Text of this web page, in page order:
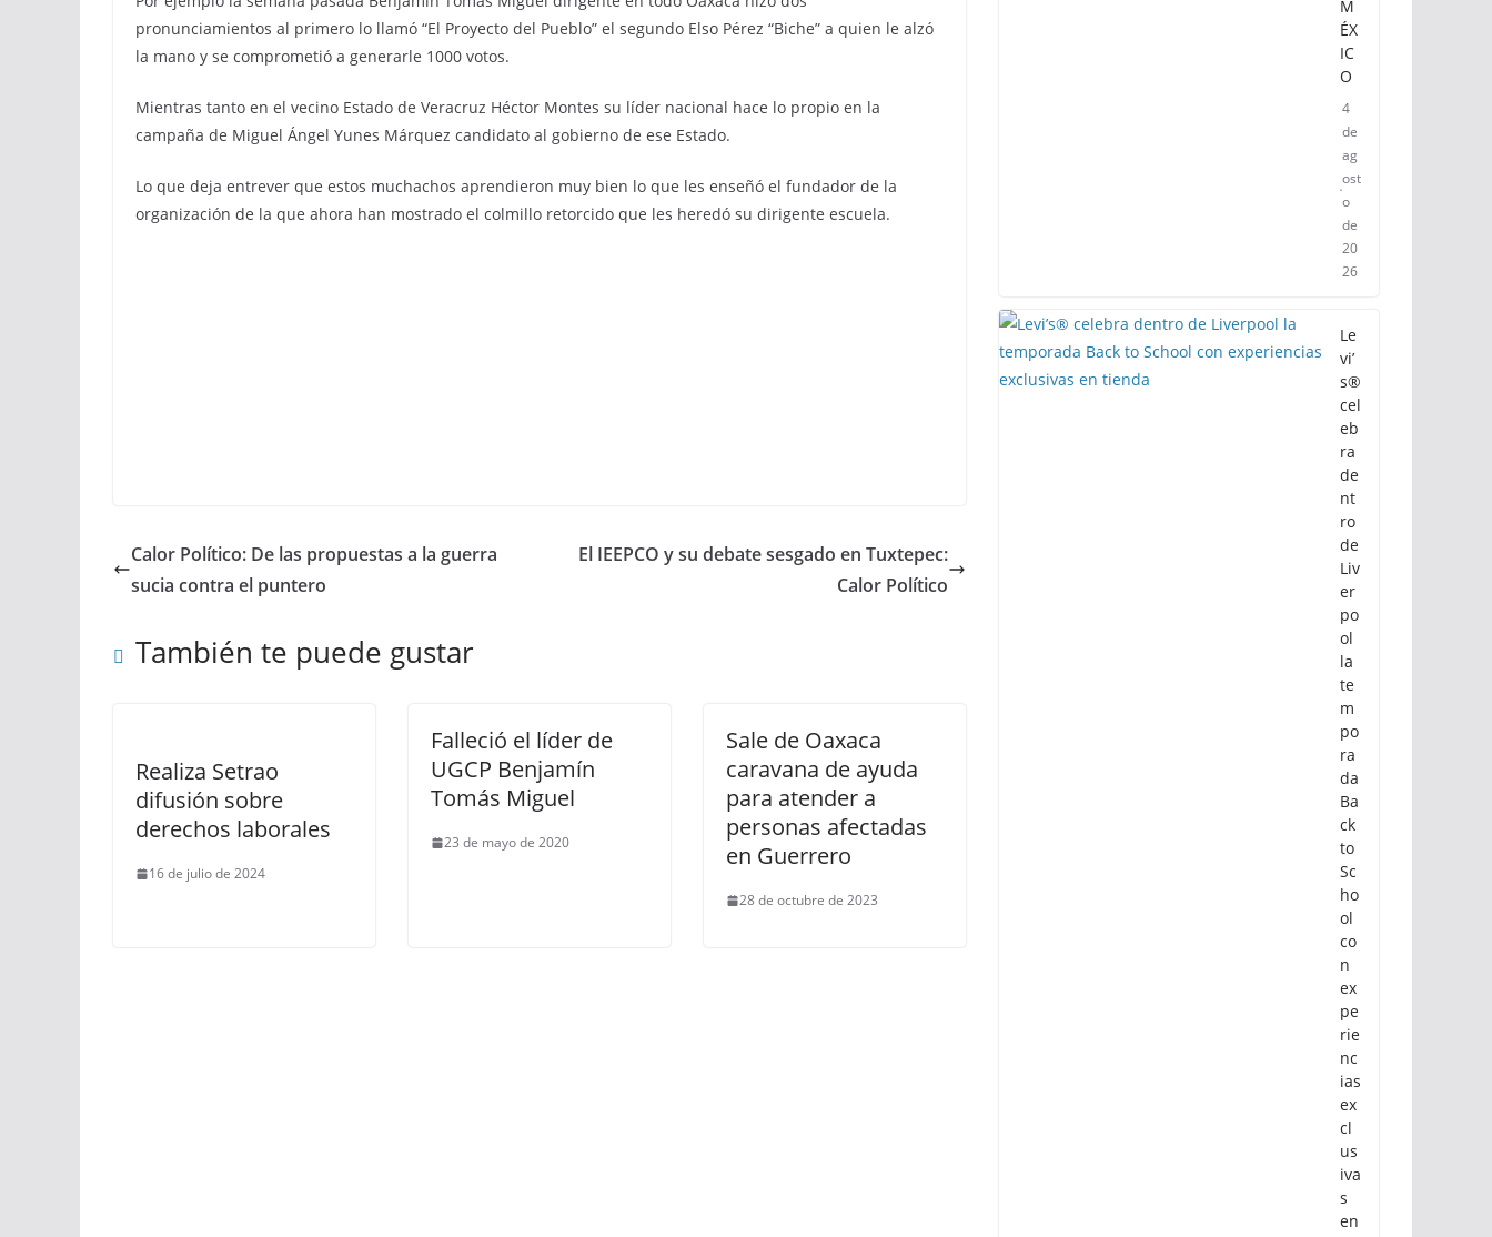
pronunciamientos al primero lo llamó “El Proyecto del Pueblo” el segundo Elso Pérez “Biche” a quien le alzó
la mano y se comprometió a generarle 1000 votos.
Mientras tanto en el vecino Estado de Veracruz Héctor Montes su líder nacional hace lo propio en la
campaña de Miguel Ángel Yunes Márquez candidato al gobierno de ese Estado.
Lo que deja entrever que estos muchachos aprendieron muy bien lo que les enseñó el fundador de la
organización de la que ahora han mostrado el colmillo retorcido que les heredó su dirigente escuela.
Calor Político: De las propuestas a la guerra
sucia contra el puntero
El IEEPCO y su debate sesgado en Tuxtepec:
Calor Político
También te puede gustar
Realiza Setrao
difusión sobre
derechos laborales
16 de julio de 2024
Falleció el líder de
UGCP Benjamín
Tomás Miguel
23 de mayo de 2020
Sale de Oaxaca
caravana de ayuda
para atender a
personas afectadas
en Guerrero
28 de octubre de 2023
O
BI
ER
N
O
DE
ÉX
IC
O
4
de
o
de
20
26
Le
vi’
s®
cel
eb
ra
de
nt
ro
de
Liv
er
po
ol
la
te
m
po
ra
da
Ba
ck
to
Sc
ho
ol
co
n
ex
pe
rie
nc
ias